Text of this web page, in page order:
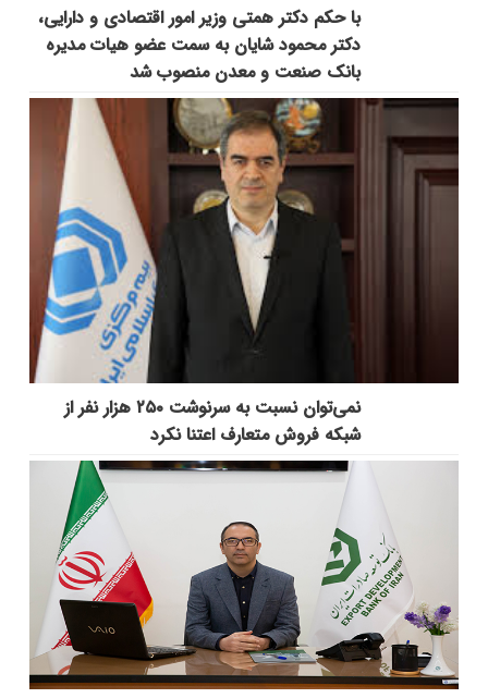
با حکم دکتر همتی وزیر امور اقتصادی و دارایی،
دکتر محمود شایان به سمت عضو هیات مدیره
بانک صنعت و معدن منصوب شد
نمی‌توان نسبت به سرنوشت ۲۵۰ هزار نفر از
شبکه فروش متعارف اعتنا نکرد